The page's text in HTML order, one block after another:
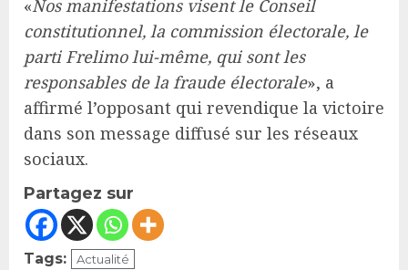
«Nos manifestations visent le Conseil
constitutionnel, la commission électorale, le
parti Frelimo lui-même, qui sont les
responsables de la fraude électorale», a
affirmé l’opposant qui revendique la victoire
dans son message diffusé sur les réseaux
sociaux.
Partagez sur
Tags: Actualité